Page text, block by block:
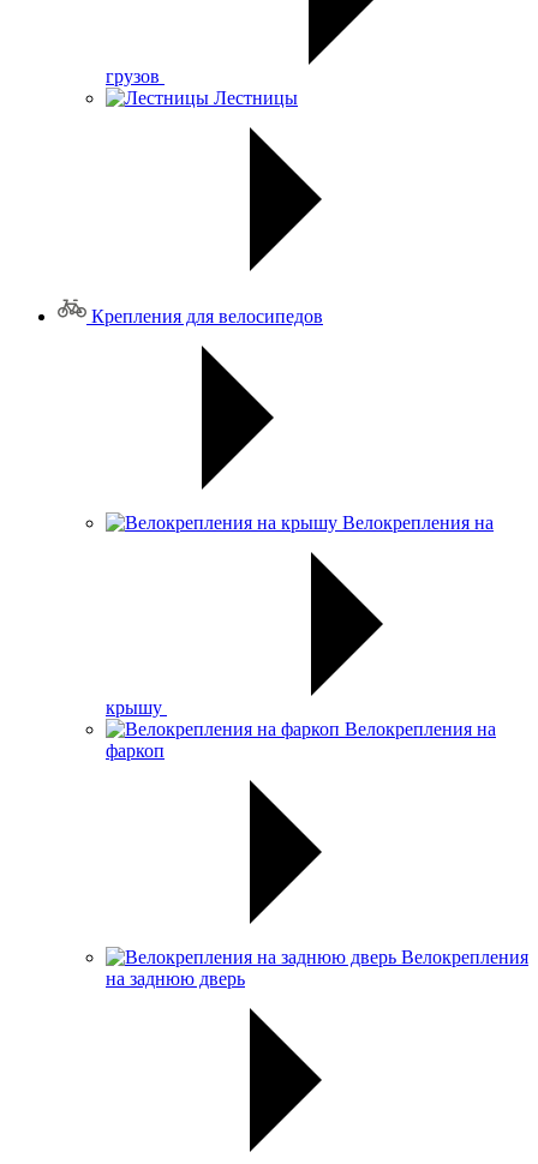
грузов
Лестницы
Крепления для велосипедов
Велокрепления на
крышу
Велокрепления на
фаркоп
Велокрепления
на заднюю дверь